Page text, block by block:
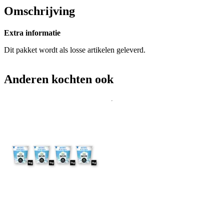
Omschrijving
Extra informatie
Dit pakket wordt als losse artikelen geleverd.
Anderen kochten ook